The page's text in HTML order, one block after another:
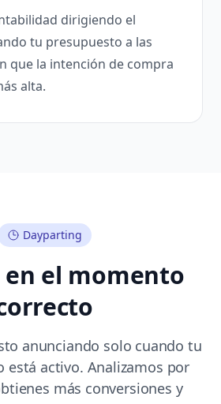
dirigiendo el
tu presupuesto a las
que la intención de compra
alta.
Dayparting
el momento
anunciando solo cuando tu
está activo. Analizamos por
más conversiones y